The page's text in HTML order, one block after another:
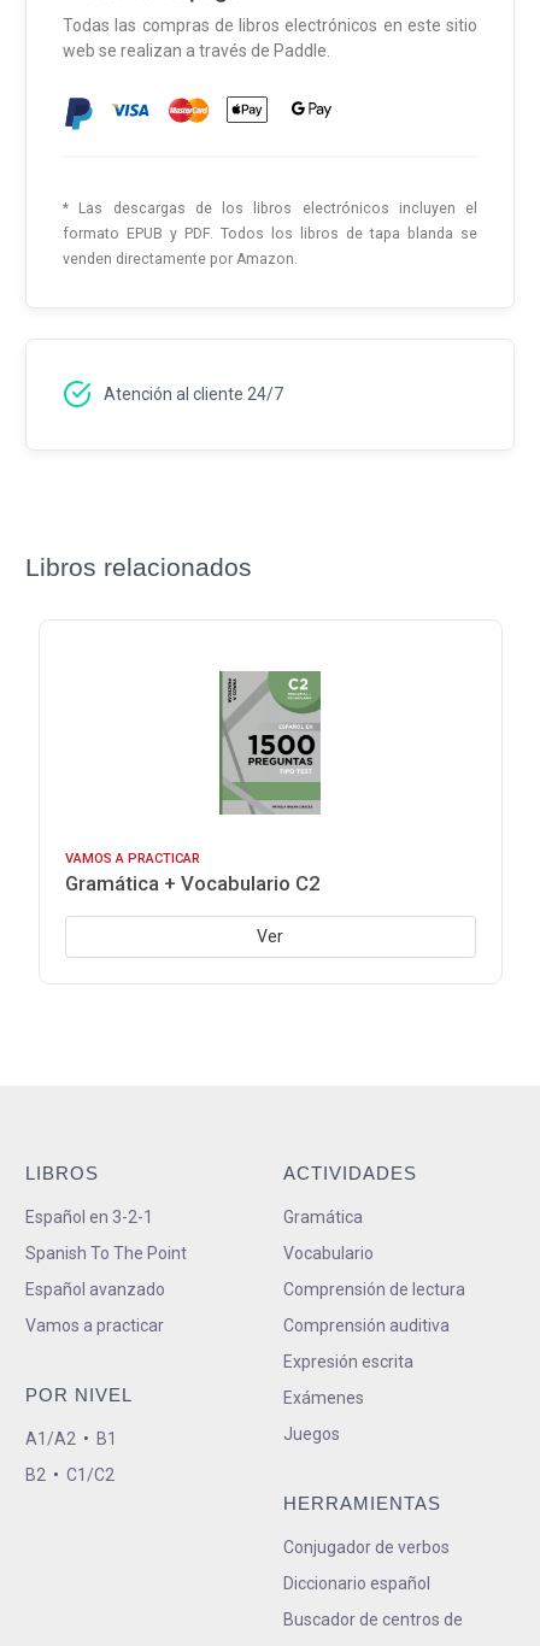
Todas las compras de libros electrónicos en este sitio
web se realizan a través de Paddle.
* Las descargas de los libros electrónicos incluyen el
formato EPUB y PDF. Todos los libros de tapa blanda se
venden directamente por Amazon.
Atención al cliente 24/7
Libros relacionados
VAMOS A PRACTICAR
Gramática + Vocabulario C2
Ver
LIBROS
Español en 3-2-1
Spanish To The Point
Español avanzado
Vamos a practicar
POR NIVEL
A1/A2 • B1
B2 • C1/C2
ACTIVIDADES
Gramática
Vocabulario
Comprensión de lectura
Comprensión auditiva
Expresión escrita
Exámenes
Juegos
HERRAMIENTAS
Conjugador de verbos
Diccionario español
Buscador de centros de